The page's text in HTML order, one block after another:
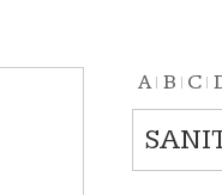
A B C